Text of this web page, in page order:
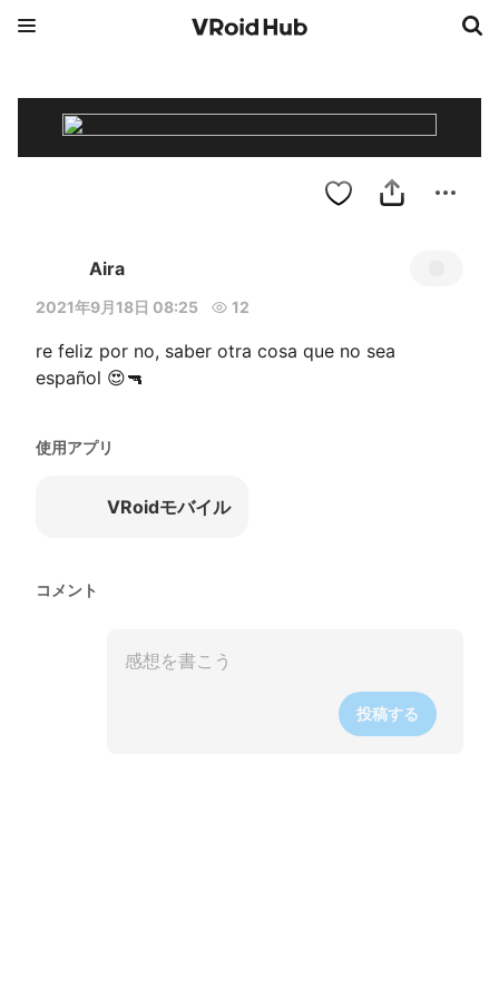
Aira
2021年9月18日 08:25 12
re feliz por no, saber otra cosa que no sea
español 😍🔫
使用アプリ
VRoidモバイル
コメント
投稿する